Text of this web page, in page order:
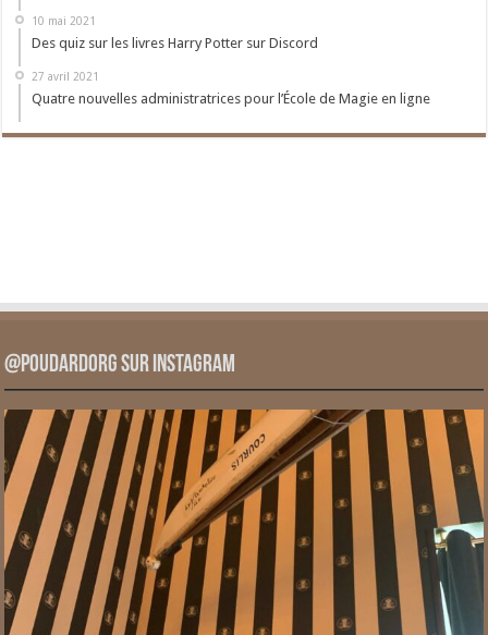
10 mai 2021
Des quiz sur les livres Harry Potter sur Discord
27 avril 2021
Quatre nouvelles administratrices pour l’École de Magie en ligne
@PoudardOrg sur Instagram